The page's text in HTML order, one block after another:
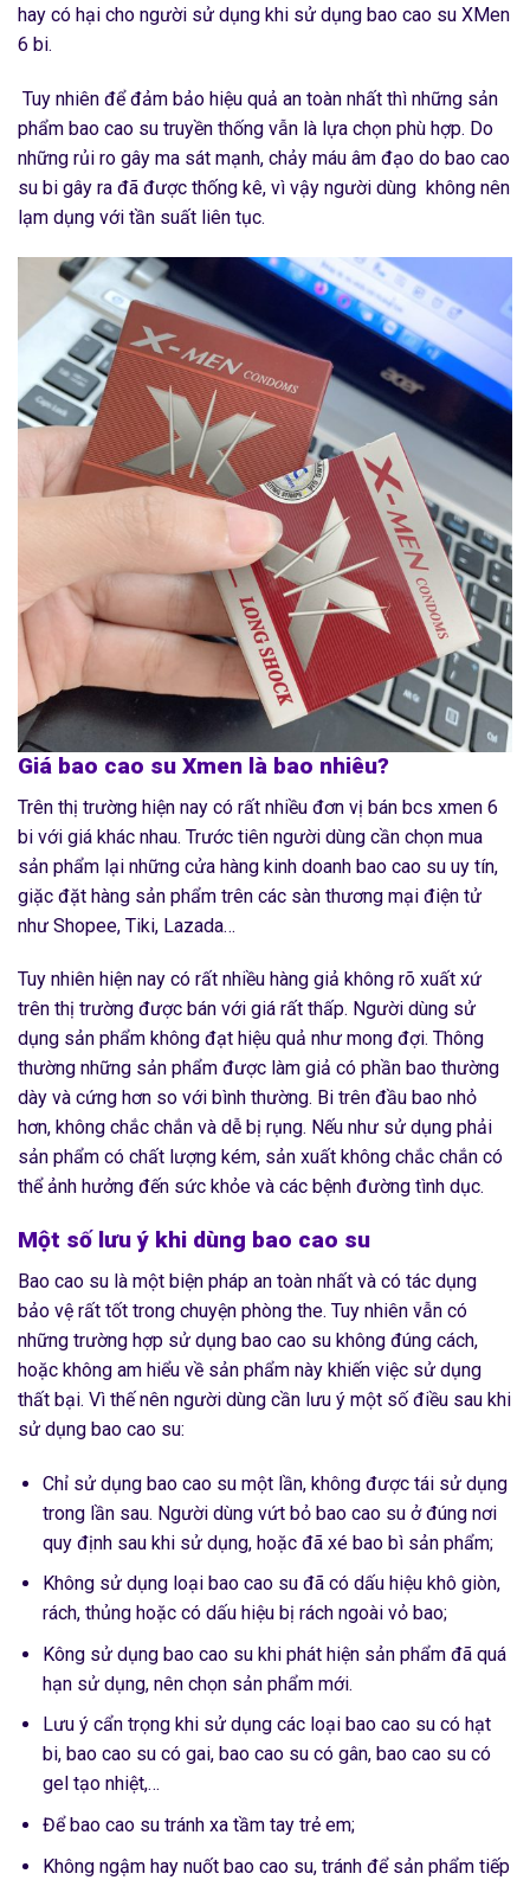
hay có hại cho người sử dụng khi sử dụng bao cao su XMen
6 bi.
Tuy nhiên để đảm bảo hiệu quả an toàn nhất thì những sản
phẩm bao cao su truyền thống vẫn là lựa chọn phù hợp. Do
những rủi ro gây ma sát mạnh, chảy máu âm đạo do bao cao
su bi gây ra đã được thống kê, vì vậy người dùng không nên
lạm dụng với tần suất liên tục.
Giá bao cao su Xmen là bao nhiêu?
Trên thị trường hiện nay có rất nhiều đơn vị bán bcs xmen 6
bi với giá khác nhau. Trước tiên người dùng cần chọn mua
sản phẩm lại những cửa hàng kinh doanh bao cao su uy tín,
giặc đặt hàng sản phẩm trên các sàn thương mại điện tử
như Shopee, Tiki, Lazada…
Tuy nhiên hiện nay có rất nhiều hàng giả không rõ xuất xứ
trên thị trường được bán với giá rất thấp. Người dùng sử
dụng sản phẩm không đạt hiệu quả như mong đợi. Thông
thường những sản phẩm được làm giả có phần bao thường
dày và cứng hơn so với bình thường. Bi trên đầu bao nhỏ
hơn, không chắc chắn và dễ bị rụng. Nếu như sử dụng phải
sản phẩm có chất lượng kém, sản xuất không chắc chắn có
thể ảnh hưởng đến sức khỏe và các bệnh đường tình dục.
Một số lưu ý khi dùng bao cao su
Bao cao su là một biện pháp an toàn nhất và có tác dụng
bảo vệ rất tốt trong chuyện phòng the. Tuy nhiên vẫn có
những trường hợp sử dụng bao cao su không đúng cách,
hoặc không am hiểu về sản phẩm này khiến việc sử dụng
thất bại. Vì thế nên người dùng cần lưu ý một số điều sau khi
sử dụng bao cao su:
Chỉ sử dụng bao cao su một lần, không được tái sử dụng
trong lần sau. Người dùng vứt bỏ bao cao su ở đúng nơi
quy định sau khi sử dụng, hoặc đã xé bao bì sản phẩm;
Không sử dụng loại bao cao su đã có dấu hiệu khô giòn,
rách, thủng hoặc có dấu hiệu bị rách ngoài vỏ bao;
Kông sử dụng bao cao su khi phát hiện sản phẩm đã quá
hạn sử dụng, nên chọn sản phẩm mới.
Lưu ý cẩn trọng khi sử dụng các loại bao cao su có hạt
bi, bao cao su có gai, bao cao su có gân, bao cao su có
gel tạo nhiệt,…
Để bao cao su tránh xa tầm tay trẻ em;
Không ngậm hay nuốt bao cao su, tránh để sản phẩm tiếp